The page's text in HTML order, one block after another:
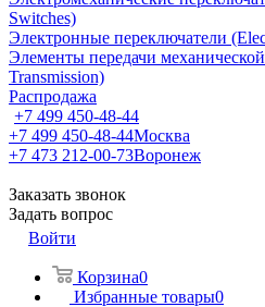
Switches)
Электронные переключатели
Элементы передачи
Transmission)
Распродажа
+7 499 450-48-44
+7 499 450-48-44Москва
+7 473 212-00-73Воронеж
Заказать звонок
Задать вопрос
Войти
Корзина0
Избранные товары0